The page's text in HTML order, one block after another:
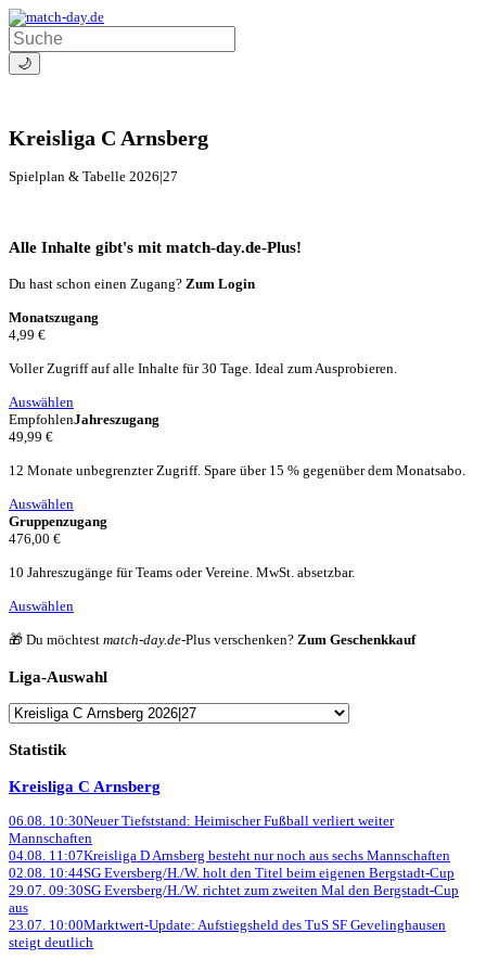
🌙
Kreisliga C Arnsberg
Spielplan & Tabelle 2026|27
Alle Inhalte gibt's mit match-day.de-Plus!
Du hast schon einen Zugang? Zum Login
Monatszugang
4,99 €
Voller Zugriff auf alle Inhalte für 30 Tage. Ideal zum Ausprobieren.
Auswählen
EmpfohlenJahreszugang
49,99 €
12 Monate unbegrenzter Zugriff. Spare über 15 % gegenüber dem Monatsabo.
Auswählen
Gruppenzugang
476,00 €
10 Jahreszugänge für Teams oder Vereine. MwSt. absetzbar.
Auswählen
🎁 Du möchtest match-day.de-Plus verschenken? Zum Geschenkkauf
Liga-Auswahl
Liga
wählen
Statistik
Kreisliga C Arnsberg
06.08. 10:30Neuer Tiefststand: Heimischer Fußball verliert weiter
Mannschaften
04.08. 11:07Kreisliga D Arnsberg besteht nur noch aus sechs Mannschaften
02.08. 10:44SG Eversberg/H./W. holt den Titel beim eigenen Bergstadt-Cup
29.07. 09:30SG Eversberg/H./W. richtet zum zweiten Mal den Bergstadt-Cup
aus
23.07. 10:00Marktwert-Update: Aufstiegsheld des TuS SF Gevelinghausen
steigt deutlich